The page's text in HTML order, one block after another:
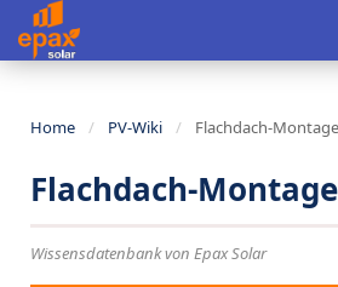
Home / PV-Wiki / Flachdach-
Flachdach-
Wissensdatenbank von Epax Solar